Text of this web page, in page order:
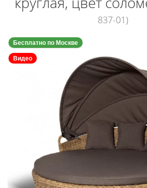
837-01)
Бесплатно по Москве
Видео